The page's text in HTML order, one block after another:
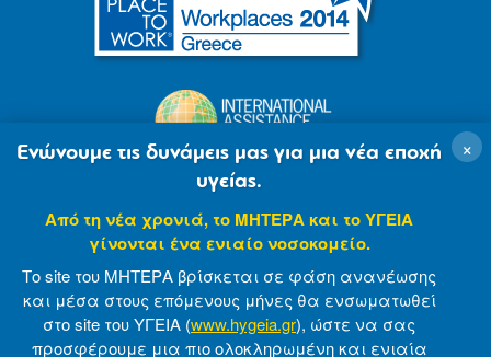
© 2007-2021 MITERA S.A Privacy Policy
×
Ενώνουμε τις δυνάμεις μας για μια νέα εποχή
υγείας.
Από τη νέα χρονιά, το ΜΗΤΕΡΑ και το ΥΓΕΙΑ
γίνονται ένα ενιαίο νοσοκομείο.
Το site του ΜΗΤΕΡΑ βρίσκεται σε φάση ανανέωσης
και μέσα στους επόμενους μήνες θα ενσωματωθεί
στο site του ΥΓΕΙΑ (www.hygeia.gr), ώστε να σας
προσφέρουμε μια πιο ολοκληρωμένη και ενιαία